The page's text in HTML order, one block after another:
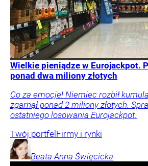
Wielkie pieniądze w Eurojackpot.
ponad dwa miliony złotych
Co za emocje! Niemiec rozbił
zgarnął ponad 2 miliony złotych.
ostatniego losowania Eurojackpot.
Twój portfel Firmy i rynki
Beata Anna Święcicka